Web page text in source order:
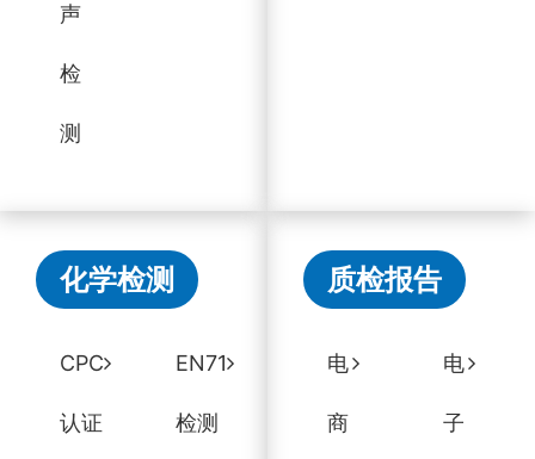
声
检
测
化学检测
CPC
认证
EN71
检测
质检报告
电
商
电
子